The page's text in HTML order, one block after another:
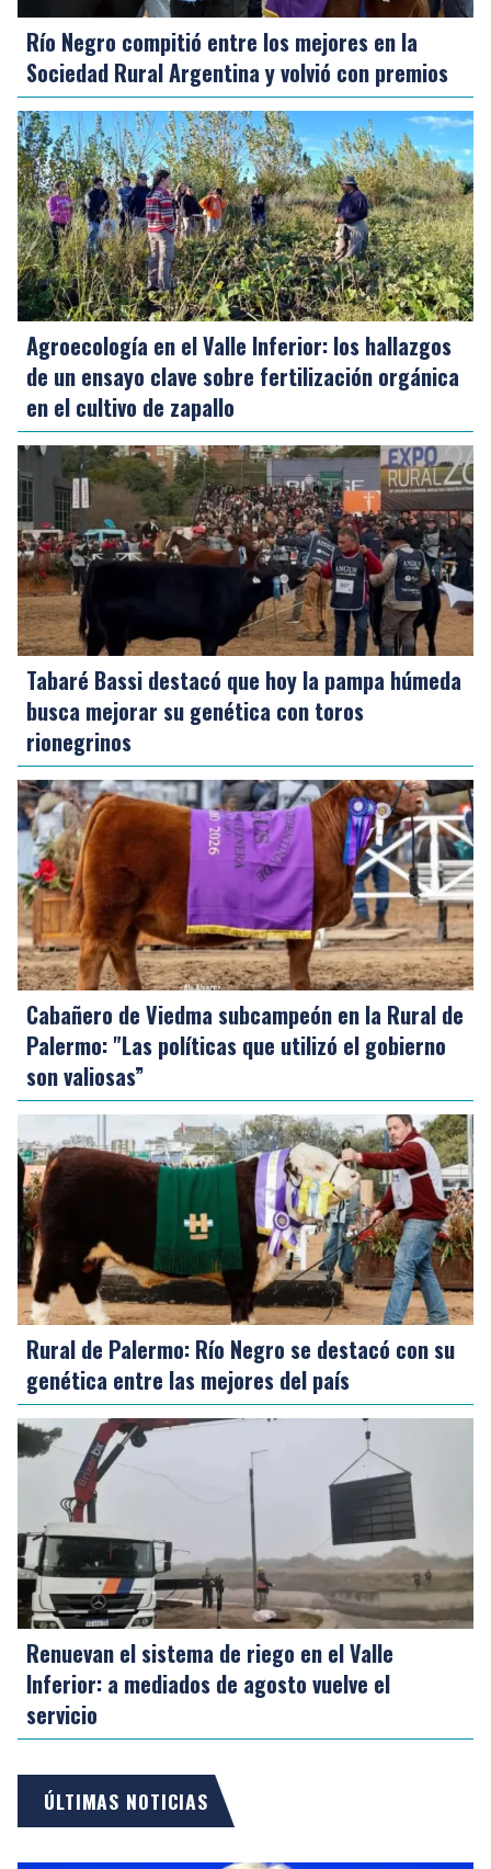
Río Negro compitió entre los mejores en la
Sociedad Rural Argentina y volvió con premios
Agroecología en el Valle Inferior: los hallazgos
de un ensayo clave sobre fertilización orgánica
en el cultivo de zapallo
Tabaré Bassi destacó que hoy la pampa húmeda
busca mejorar su genética con toros
rionegrinos
Cabañero de Viedma subcampeón en la Rural de
Palermo: "Las políticas que utilizó el gobierno
son valiosas”
Rural de Palermo: Río Negro se destacó con su
genética entre las mejores del país
Renuevan el sistema de riego en el Valle
Inferior: a mediados de agosto vuelve el
servicio
ÚLTIMAS NOTICIAS